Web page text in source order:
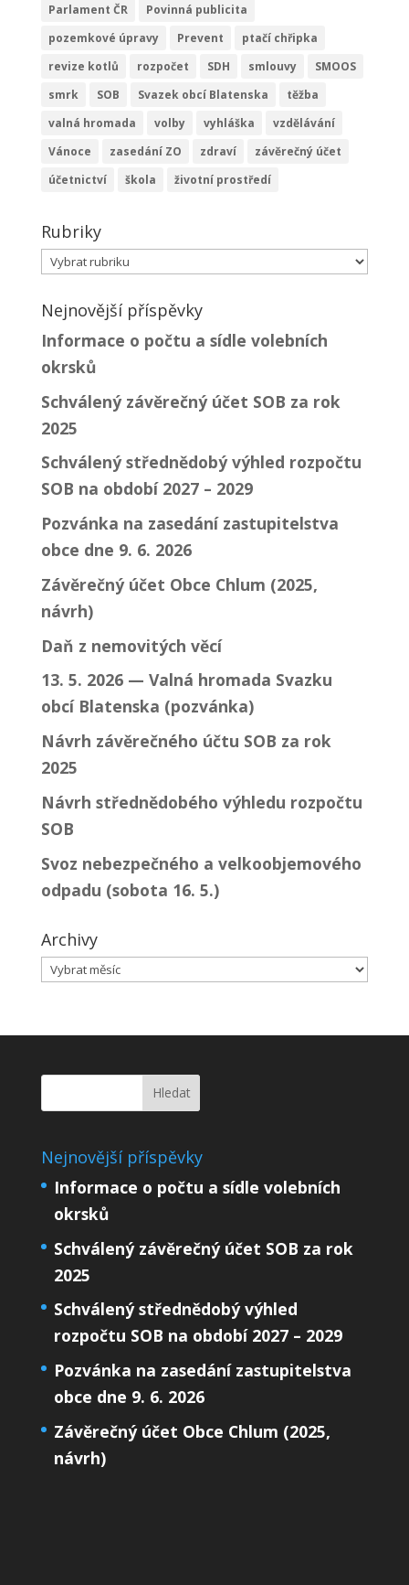
Parlament ČR
Povinná publicita
pozemkové úpravy
Prevent
ptačí chřipka
revize kotlů
rozpočet SDH smlouvy
SMOOS
smrk
SOB Svazek obcí Blatenska
těžba
valná hromada
volby vyhláška
vzdělávání
Vánoce
zasedání ZO zdraví
závěrečný účet
účetnictví
škola životní prostředí
Rubriky
Rubriky
Nejnovější příspěvky
Informace o počtu a sídle volebních
okrsků
Schválený závěrečný účet SOB za rok
2025
Schválený střednědobý výhled rozpočtu
SOB na období 2027 – 2029
Pozvánka na zasedání zastupitelstva
obce dne 9. 6. 2026
Závěrečný účet Obce Chlum (2025,
návrh)
Daň z nemovitých věcí
13. 5. 2026 — Valná hromada Svazku
obcí Blatenska (pozvánka)
Návrh závěrečného účtu SOB za rok
2025
Návrh střednědobého výhledu rozpočtu
SOB
Svoz nebezpečného a velkoobjemového
odpadu (sobota 16. 5.)
Archivy
Archivy
Nejnovější příspěvky
Informace o počtu a sídle volebních
okrsků
Schválený závěrečný účet SOB za rok
2025
Schválený střednědobý výhled
rozpočtu SOB na období 2027 – 2029
Pozvánka na zasedání zastupitelstva
obce dne 9. 6. 2026
Závěrečný účet Obce Chlum (2025,
návrh)